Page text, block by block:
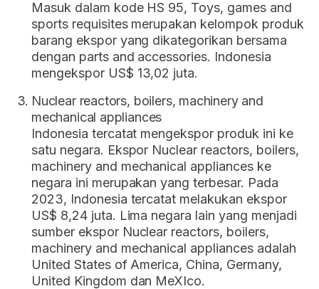
Masuk dalam kode HS 95, Toys, games and
sports requisites merupakan kelompok produk
barang ekspor yang dikategorikan bersama
dengan parts and accessories. Indonesia
mengekspor US$ 13,02 juta.
Nuclear reactors, boilers, machinery and
mechanical appliances
Indonesia tercatat mengekspor produk ini ke
satu negara. Ekspor Nuclear reactors, boilers,
machinery and mechanical appliances ke
negara ini merupakan yang terbesar. Pada
2023, Indonesia tercatat melakukan ekspor
US$ 8,24 juta. Lima negara lain yang menjadi
sumber ekspor Nuclear reactors, boilers,
machinery and mechanical appliances adalah
United States of America, China, Germany,
United Kingdom dan MeXIco.